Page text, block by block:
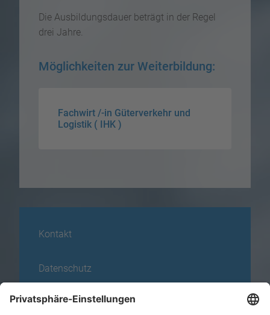
Die Ausbildungsdauer beträgt in der Regel
drei Jahre.
Möglichkeiten zur Weiterbildung:
Fachwirt /-in Güterverkehr und
Logistik ( IHK )
Kontakt
Datenschutz
Impressum